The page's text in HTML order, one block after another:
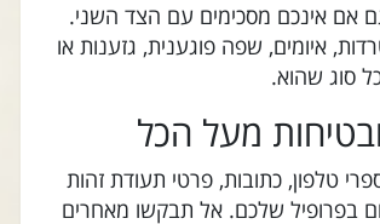
אם אינכם מסכימים עם הצד השני.
איומים, שפה פוגענית, גזענות או
סוג שהוא.
מעל הכל
טלפון, כתובות, פרטי תעודת זהות
בפרופיל שלכם. אל תבקשו מאחרים